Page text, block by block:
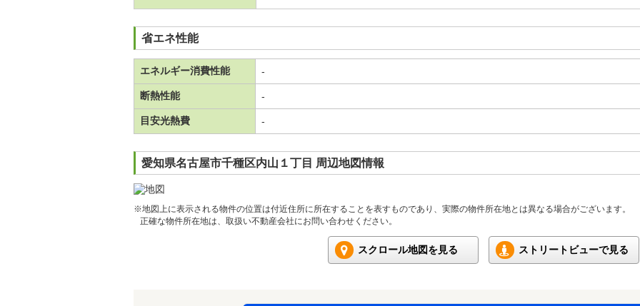
省エネ性能
エネルギー消費性能 -
断熱性能 -
目安光熱費 -
愛知県名古屋市千種区内山１丁目 周辺地図情報
※地図上に表示される物件の位置は付近住所に所在することを表すものであり、実際の物件所在地とは異なる場合がございます。
正確な物件所在地は、取扱い不動産会社にお問い合わせください。
スクロール地図を見る ストリートビューで見る